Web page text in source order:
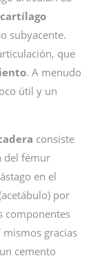
subyacente.
que
. A menudo
útil y un
consiste
del fémur
en el
por
componentes
gracias
cemento